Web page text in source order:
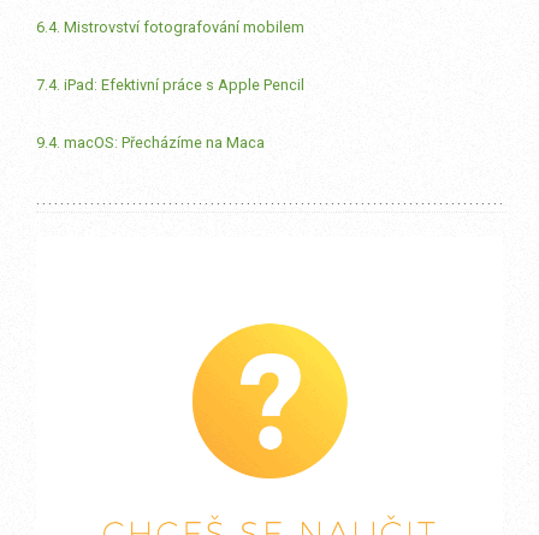
6.4. Mistrovství fotografování mobilem
7.4. iPad: Efektivní práce s Apple Pencil
9.4. macOS: Přecházíme na Maca